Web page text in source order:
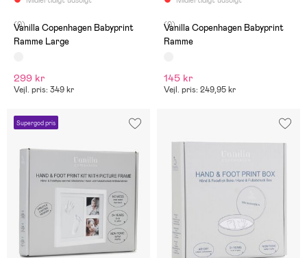
(0)
Vanilla Copenhagen Babyprint
Ramme Large
299 kr
Vejl. pris: 349 kr
(0)
Vanilla Copenhagen Babyprint
Ramme
145 kr
Vejl. pris: 249,95 kr
Supergod pris